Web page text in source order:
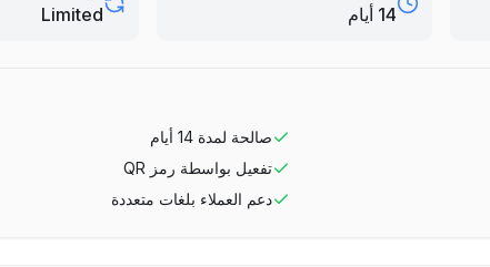
14 أيام Limited
صالحة لمدة 14 أيام
تفعيل بواسطة رمز QR
دعم العملاء بلغات متعددة